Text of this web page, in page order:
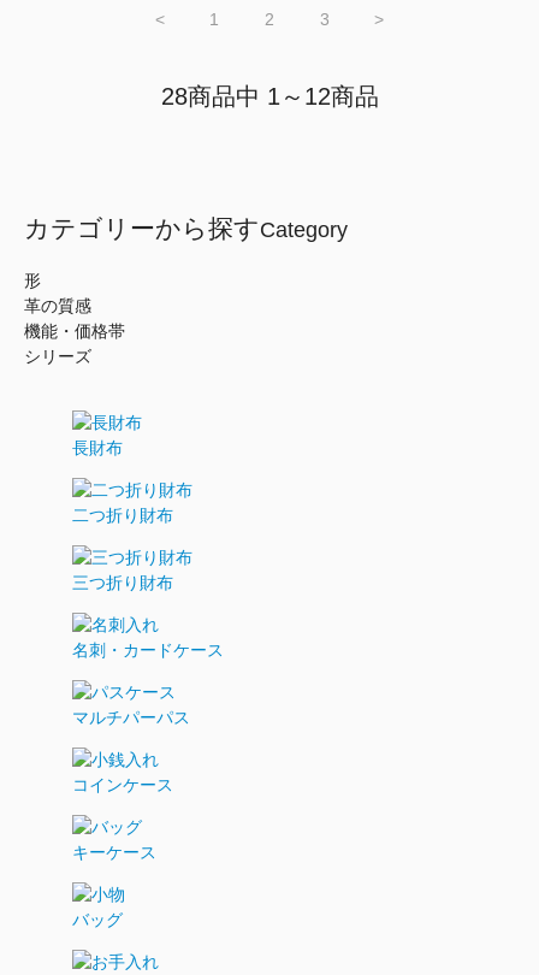
< 1 2 3 >
28商品中 1～12商品
カテゴリーから探すCategory
形
革の質感
機能・価格帯
シリーズ
長財布
二つ折り財布
三つ折り財布
名刺・カードケース
マルチパーパス
コインケース
キーケース
バッグ